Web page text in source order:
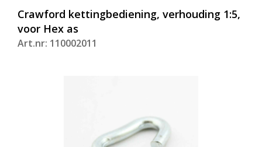
Crawford kettingbediening, verhouding 1:5,
voor Hex as
Art.nr: 110002011